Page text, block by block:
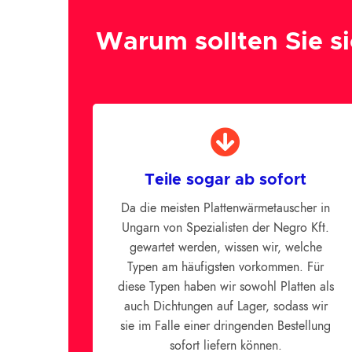
Warum sollten Sie
Teile sogar ab sofort
Da die meisten Plattenwärmetauscher in
Ungarn von Spezialisten der Negro Kft.
gewartet werden, wissen wir, welche
Typen am häufigsten vorkommen. Für
diese Typen haben wir sowohl Platten als
auch Dichtungen auf Lager, sodass wir
sie im Falle einer dringenden Bestellung
sofort liefern können.